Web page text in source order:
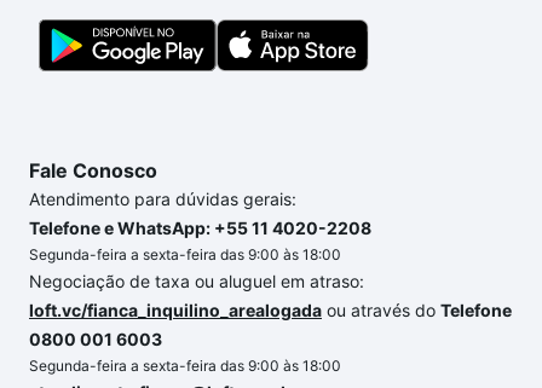
Fale Conosco
Atendimento para dúvidas gerais:
Telefone e WhatsApp: +55 11 4020-2208
Segunda-feira a sexta-feira das 9:00 às 18:00
Negociação de taxa ou aluguel em atraso:
loft.vc/fianca_inquilino_arealogada ou através do Telefone
0800 001 6003
Segunda-feira a sexta-feira das 9:00 às 18:00